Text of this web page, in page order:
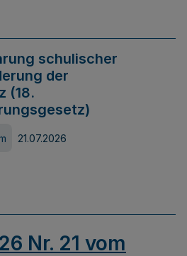
schulischer
der
(18.
21.07.2026
Nr. 21 vom